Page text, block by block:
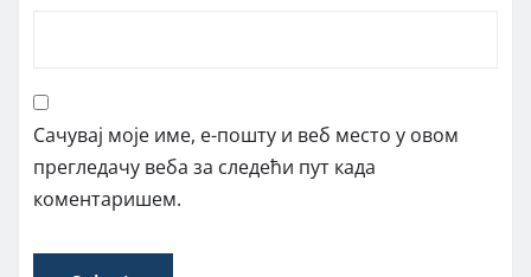
Сачувај моје име, е-пошту и веб место у овом
прегледачу веба за следећи пут када
коментаришем.